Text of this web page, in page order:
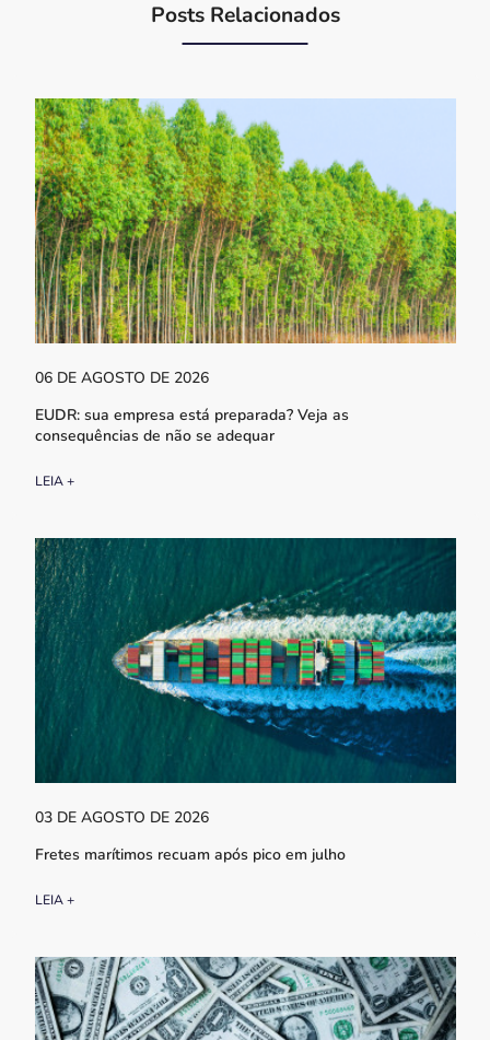
Posts Relacionados
06 DE AGOSTO DE 2026
EUDR: sua empresa está preparada? Veja as
consequências de não se adequar
LEIA +
03 DE AGOSTO DE 2026
Fretes marítimos recuam após pico em julho
LEIA +